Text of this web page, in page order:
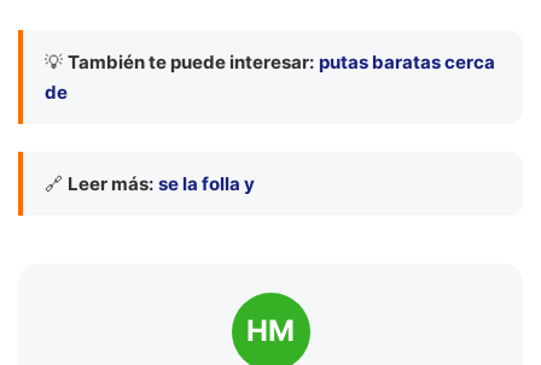
💡 También te puede interesar: putas baratas cerca
de
🔗 Leer más: se la folla y
HM